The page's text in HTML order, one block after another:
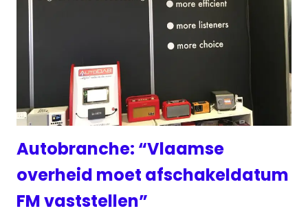
Autobranche: “Vlaamse
overheid moet afschakeldatum
FM vaststellen”